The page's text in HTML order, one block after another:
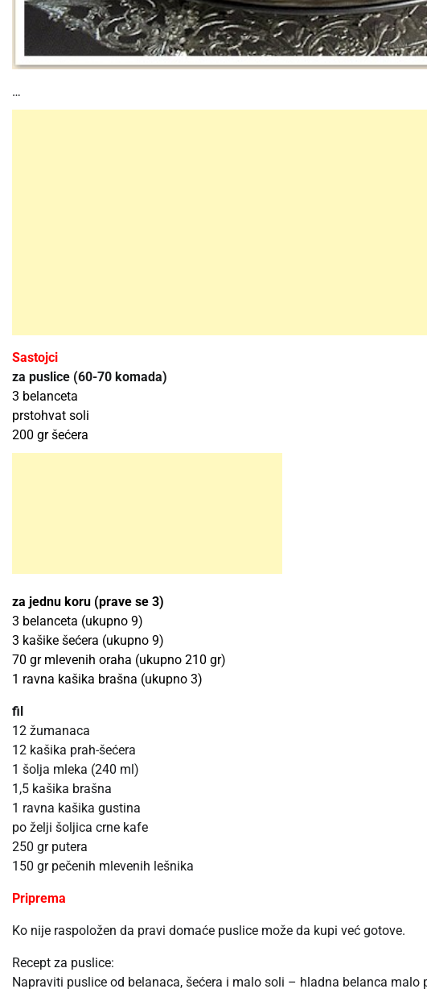
…
Sastojci
za puslice (60-70 komada)
3 belanceta
prstohvat soli
200 gr šećera
za jednu koru (prave se 3)
3 belanceta (ukupno 9)
3 kašike šećera (ukupno 9)
70 gr mlevenih oraha (ukupno 210 gr)
1 ravna kašika brašna (ukupno 3)
fil
12 žumanaca
12 kašika prah-šećera
1 šolja mleka (240 ml)
1,5 kašika brašna
1 ravna kašika gustina
po želji šoljica crne kafe
250 gr putera
150 gr pečenih mlevenih lešnika
Priprema
Ko nije raspoložen da pravi domaće puslice može da kupi već gotove.
Recept za puslice:
Napraviti puslice od belanaca, šećera i malo soli – hladna belanca